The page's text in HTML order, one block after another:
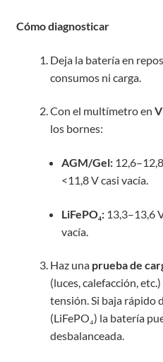
Cómo diagnosticar
Deja la batería en
consumos ni carga.
Con el multímetro en
los bornes:
AGM/Gel:
<11,8 V casi vacía.
LiFePO₄:13,3–13,6
vacía.
Haz una prueba de
(luces, calefacción,
tensión. Si baja rápido
(LiFePO₄) la batería
desbalanceada.